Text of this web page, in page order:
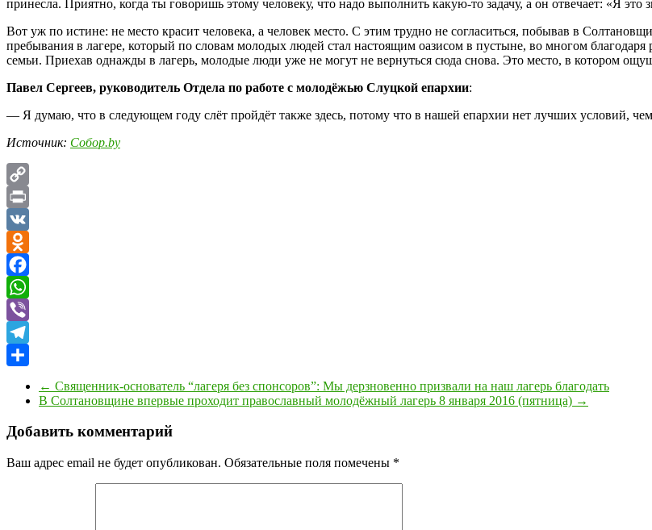
принесла. Приятно, когда ты говоришь этому человеку, что надо выполнить какую-то задачу, а он отвечает: «Я это
Вот уж по истине: не место красит человека, а человек место. С этим трудно не согласиться, побывав в
пребывания в лагере, который по словам молодых людей стал настоящим оазисом в пустыне, во многом
семьи. Приехав однажды в лагерь, молодые люди уже не могут не вернуться сюда снова. Это место, в котором
Павел Сергеев, руководитель Отдела по работе с молодёжью Слуцкой епархии:
— Я думаю, что в следующем году слёт пройдёт также здесь, потому что в нашей епархии нет лучших условий,
Источник: Собор.by
Copy
Link
Print
VK
Odnoklassniki
Facebook
WhatsApp
Viber
Telegram
← Священник-основатель “лагеря без спонсоров”: Мы дерзновенно призвали на наш лагерь благодать
В Солтановщине впервые проходит православный молодёжный лагерь 8 января 2016 (пятница) →
Добавить комментарий
Ваш адрес email не будет опубликован. Обязательные поля помечены *